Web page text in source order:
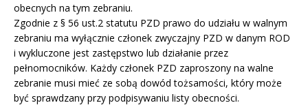
obecnych na tym zebraniu.
Zgodnie z § 56 ust.2 statutu PZD prawo do udziału w walnym
zebraniu ma wyłącznie członek zwyczajny PZD w danym ROD
i wykluczone jest zastępstwo lub działanie przez
pełnomocników. Każdy członek PZD zaproszony na walne
zebranie musi mieć ze sobą dowód tożsamości, który może
być sprawdzany przy podpisywaniu listy obecności.